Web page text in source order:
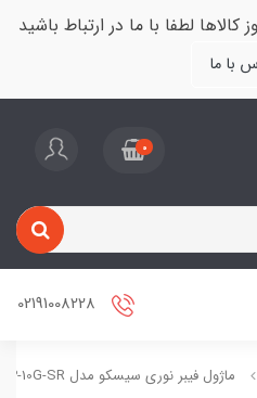
لطفا با ما در ارتباط باشید
با ما
0
ماژول فیبر نوری سیسکو مدل SFP-10G-SR